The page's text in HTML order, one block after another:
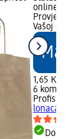
online,
Vašoj
1,65 KM
6 kom.
lonaca i